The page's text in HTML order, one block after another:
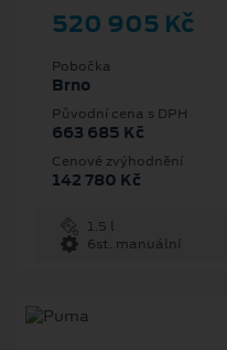
520 905 Kč
Pobočka
Brno
Původní cena s DPH
663 685 Kč
Cenové zvýhodnění
142 780 Kč
1.5 l
6st. manuální